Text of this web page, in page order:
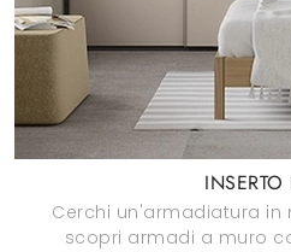
Cerchi un'armadiatura in
scopri armadi a muro